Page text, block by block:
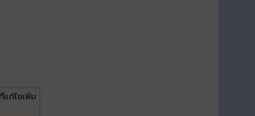
ก้ไขเพิ่ม